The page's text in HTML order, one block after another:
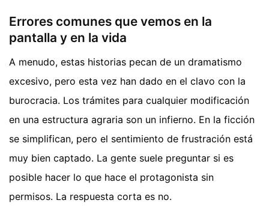
Errores comunes que vemos en la
pantalla y en la vida
A menudo, estas historias pecan de un dramatismo
excesivo, pero esta vez han dado en el clavo con la
burocracia. Los trámites para cualquier modificación
en una estructura agraria son un infierno. En la ficción
se simplifican, pero el sentimiento de frustración está
muy bien captado. La gente suele preguntar si es
posible hacer lo que hace el protagonista sin
permisos. La respuesta corta es no.